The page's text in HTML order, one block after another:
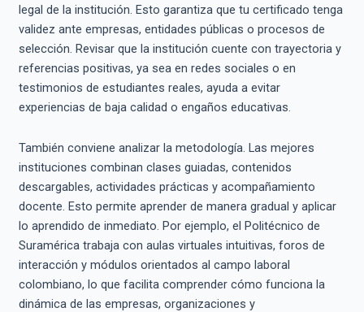
legal de la institución. Esto garantiza que tu certificado tenga
validez ante empresas, entidades públicas o procesos de
selección. Revisar que la institución cuente con trayectoria y
referencias positivas, ya sea en redes sociales o en
testimonios de estudiantes reales, ayuda a evitar
experiencias de baja calidad o engaños educativas.
También conviene analizar la metodología. Las mejores
instituciones combinan clases guiadas, contenidos
descargables, actividades prácticas y acompañamiento
docente. Esto permite aprender de manera gradual y aplicar
lo aprendido de inmediato. Por ejemplo, el Politécnico de
Suramérica trabaja con aulas virtuales intuitivas, foros de
interacción y módulos orientados al campo laboral
colombiano, lo que facilita comprender cómo funciona la
dinámica de las empresas, organizaciones y